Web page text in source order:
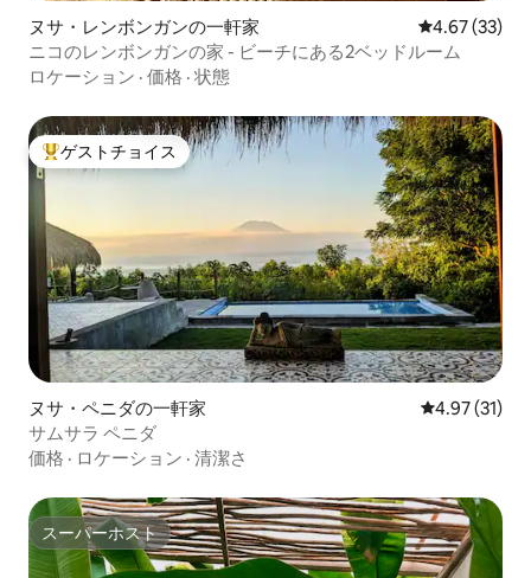
ヌサ・レンボンガンの一軒家 レビュー33
4.67 (33)
ニコのレンボンガンの家 - ビーチにある2ベッドルーム
ロケーション · 価格 · 状態
大好評のゲストチョイスです。
ゲストチョイス
ヌサ・ペニダの一軒家 レビュー31
4.97 (31)
サムサラ ペニダ
価格 · ロケーション · 清潔さ
スーパーホスト
スーパーホスト